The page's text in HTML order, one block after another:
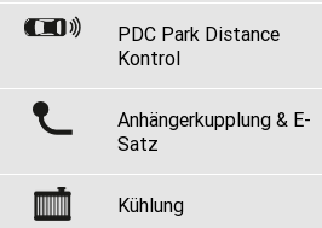
PDC Park Distance
Kontrol
Anhängerkupplung & E-
Satz
Kühlung